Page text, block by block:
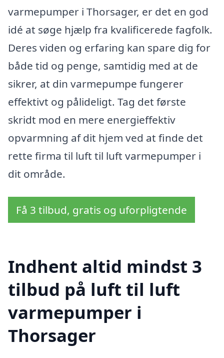
varmepumper i Thorsager, er det en god
idé at søge hjælp fra kvalificerede fagfolk.
Deres viden og erfaring kan spare dig for
både tid og penge, samtidig med at de
sikrer, at din varmepumpe fungerer
effektivt og pålideligt. Tag det første
skridt mod en mere energieffektiv
opvarmning af dit hjem ved at finde det
rette firma til luft til luft varmepumper i
dit område.
Få 3 tilbud, gratis og uforpligtende
Indhent altid mindst 3
tilbud på luft til luft
varmepumper i
Thorsager